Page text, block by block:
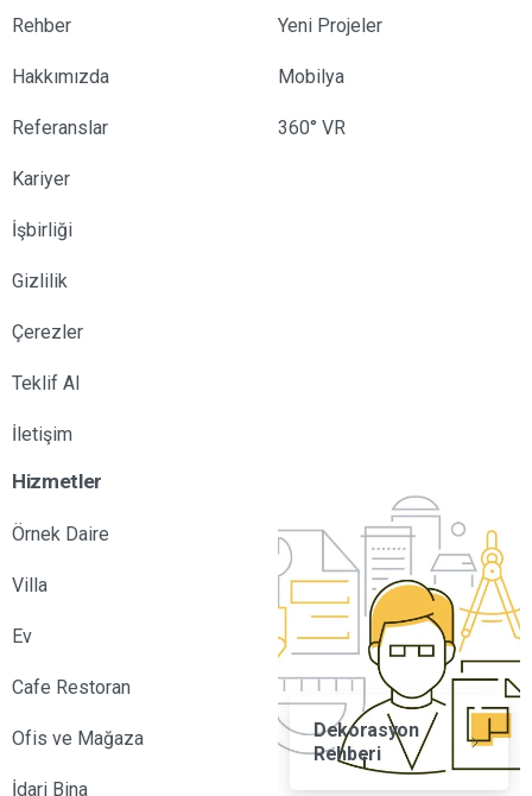
Rehber
Hakkımızda
Referanslar
Kariyer
İşbirliği
Gizlilik
Çerezler
Teklif Al
İletişim
Yeni Projeler
Mobilya
360° VR
Hizmetler
Örnek Daire
Villa
Ev
Cafe Restoran
Ofis ve Mağaza
İdari Bina
Dekorasyon
Rehberi